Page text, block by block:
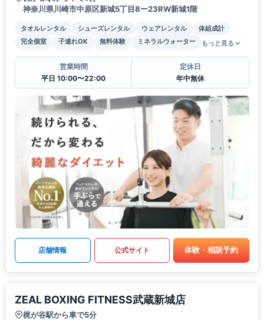
神奈川県川崎市中原区新城5丁目8ー23RW新城1階
タオルレンタル シューズレンタル ウェアレンタル
体組成計
完全個室
子連れOK 無料体験 ミネラルウォーター もっと見る
営業時間
平日 10:00〜22:00
定休日
年中無休
店舗情報 公式サイト 体験・相談予約
ZEAL BOXING FITNESS武蔵新城店
梶が谷駅から車で5分